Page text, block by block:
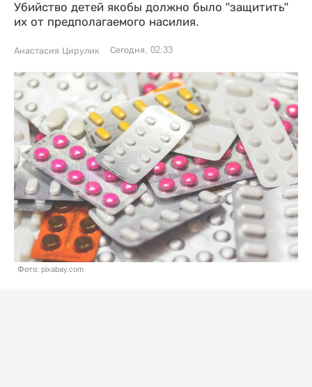
Убийство детей якобы должно было "защитить"
их от предполагаемого насилия.
Анастасия Цирулик Сегодня, 02:33
Фото: pixabay.com